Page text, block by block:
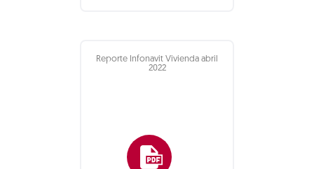
Reporte Infonavit Vivienda abril
2022